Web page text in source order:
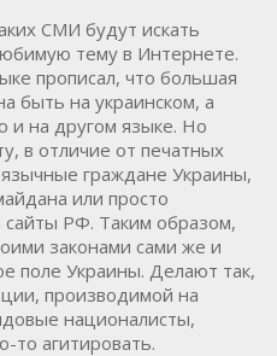
СМИ будут искать
тему в Интернете.
прописал, что большая
быть на украинском, а
и на другом языке. Но
в отличие от печатных
граждане Украины,
или просто
РФ. Таким образом,
законами сами же и
поле Украины. Делают так,
производимой на
националисты,
то агитировать.